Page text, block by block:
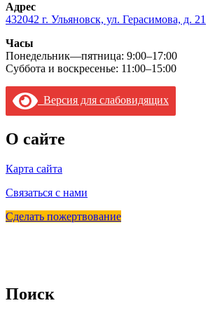
Адрес
432042 г. Ульяновск, ул. Герасимова, д. 21
Часы
Понедельник—пятница: 9:00–17:00
Суббота и воскресенье: 11:00–15:00
Версия для слабовидящих
О сайте
Карта сайта
Связаться с нами
Сделать пожертвование
Поиск